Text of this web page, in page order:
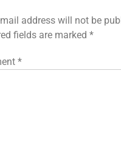
address will not be
fields are marked *
*